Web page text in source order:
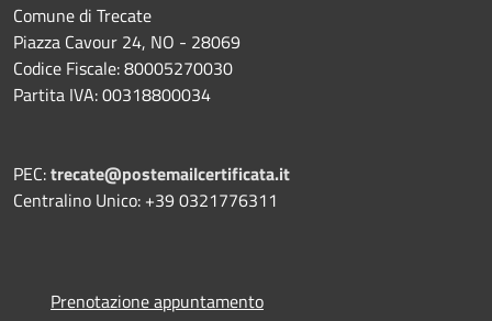
Comune di Trecate
Piazza Cavour 24, NO - 28069
Codice Fiscale: 80005270030
Partita IVA: 00318800034
PEC:trecate@postemailcertificata.it
Centralino Unico: +39 0321776311
Prenotazione appuntamento